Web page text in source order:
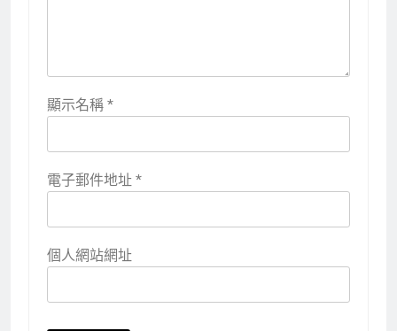
顯示名稱 *
電子郵件地址 *
個人網站網址